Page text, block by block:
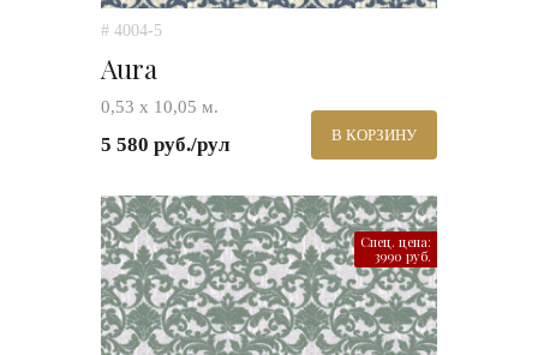
# 4004-5
Aura
0,53 х 10,05 м.
5 580 руб./рул В КОРЗИНУ
Спец. цена:
3990 руб.